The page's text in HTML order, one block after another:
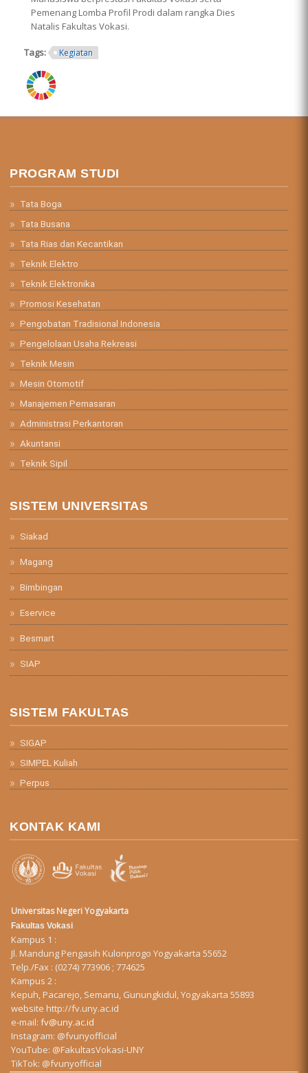
Pemenang Lomba Profil Prodi dalam rangka Dies
Natalis Fakultas Vokasi.
Tags: Kegiatan
ring.png
PROGRAM STUDI
Tata Boga
Tata Busana
Tata Rias dan Kecantikan
Teknik Elektro
Teknik Elektronika
Promosi Kesehatan
Pengobatan Tradisional Indonesia
Pengelolaan Usaha Rekreasi
Teknik Mesin
Mesin Otomotif
Manajemen Pemasaran
Administrasi Perkantoran
Akuntansi
Teknik Sipil
SISTEM UNIVERSITAS
Siakad
Magang
Bimbingan
Eservice
Besmart
SIAP
SISTEM FAKULTAS
SIGAP
SIMPEL Kuliah
Perpus
KONTAK KAMI
Universitas Negeri Yogyakarta
Fakultas Vokasi
Kampus 1 :
Jl. Mandung Pengasih Kulonprogo Yogyakarta 55652
Telp./Fax : (0274) 773906 ; 774625
Kampus 2 :
Kepuh, Pacarejo, Semanu, Gunungkidul, Yogyakarta 55893
website http://fv.uny.ac.id
e-mail:fv@uny.ac.id
Instagram: @fvunyofficial
YouTube: @FakultasVokasi-UNY
TikTok: @fvunyofficial